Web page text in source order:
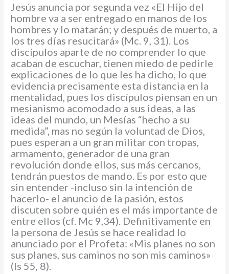
Jesús anuncia por segunda vez «El Hijo del
hombre va a ser entregado en manos de los
hombres y lo matarán; y después de muerto, a
los tres días resucitará» (Mc. 9, 31). Los
discípulos aparte de no comprender lo que
acaban de escuchar, tienen miedo de pedirle
explicaciones de lo que les ha dicho, lo que
evidencia precisamente esta distancia en la
mentalidad, pues los discípulos piensan en un
mesianismo acomodado a sus ideas, a las
ideas del mundo, un Mesías “hecho a su
medida”, mas no según la voluntad de Dios,
pues esperan a un gran militar con tropas,
armamento, generador de una gran
revolución donde ellos, sus más cercanos,
tendrán puestos de mando. Es por esto que
sin entender -incluso sin la intención de
hacerlo- el anuncio de la pasión, estos
discuten sobre quién es el más importante de
entre ellos (cf. Mc 9,34). Definitivamente en
la persona de Jesús se hace realidad lo
anunciado por el Profeta: «Mis planes no son
sus planes, sus caminos no son mis caminos»
(Is 55, 8).